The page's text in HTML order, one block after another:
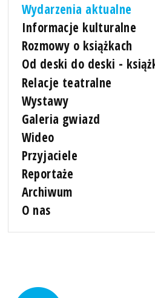
Wydarzenia aktualne
Informacje kulturalne
Rozmowy o książkach
Od deski do deski -
Relacje teatralne
Wystawy
Galeria gwiazd
Wideo
Przyjaciele
Reportaże
Archiwum
O nas